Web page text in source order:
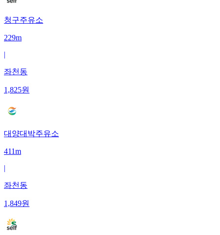
청구주유소
229m
|
좌천동
1,825원
대양대박주유소
411m
|
좌천동
1,849원